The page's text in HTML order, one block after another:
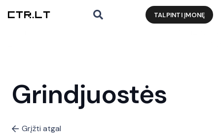
TALPINTI ĮMONĘ
Grindjuostės
Grįžti atgal